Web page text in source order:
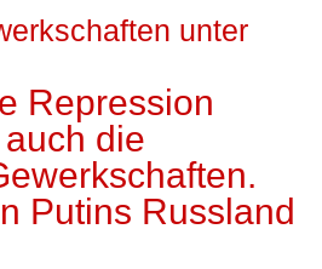
unter
Repression
die
Putins Russland